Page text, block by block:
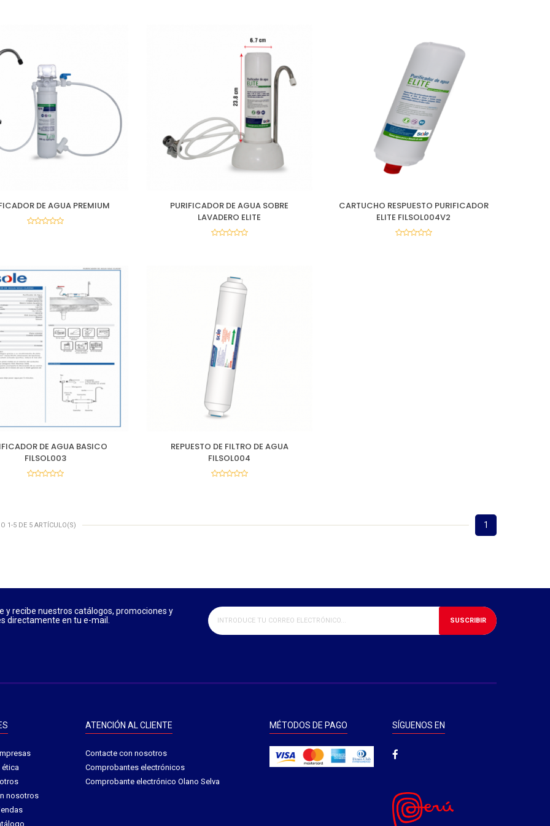
DE AGUA PREMIUM
PURIFICADOR DE AGUA SOBRE
LAVADERO ELITE
CARTUCHO RESPUESTO PURIFICADOR
ELITE FILSOL004V2
DE AGUA BASICO
FILSOL003
REPUESTO DE FILTRO DE AGUA
FILSOL004
1-5 DE 5 ARTÍCULO(S) 1
y recibe nuestros catálogos, promociones y
directamente en tu e-mail.
SUSCRIBIR
nosotros
ATENCIÓN AL CLIENTE
Contacte con nosotros
Comprobantes electrónicos
Comprobante electrónico Olano Selva
MÉTODOS DE PAGO SÍGUENOS EN